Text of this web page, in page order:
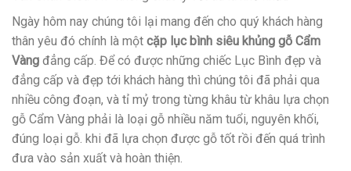
Ngày hôm nay chúng tôi lại mang đến cho quý khách hàng
thân yêu đó chính là một cặp lục bình siêu khủng gỗ Cẩm
Vàng đẳng cấp. Để có được những chiếc Lục Bình đẹp và
đẳng cấp và đẹp tới khách hàng thì chúng tôi đã phải qua
nhiều công đoạn, và tỉ mỷ trong từng khâu từ khâu lựa chọn
gỗ Cẩm Vàng phải là loại gỗ nhiều năm tuổi, nguyên khối,
đúng loại gỗ. khi đã lựa chọn được gỗ tốt rồi đến quá trình
đưa vào sản xuất và hoàn thiện.